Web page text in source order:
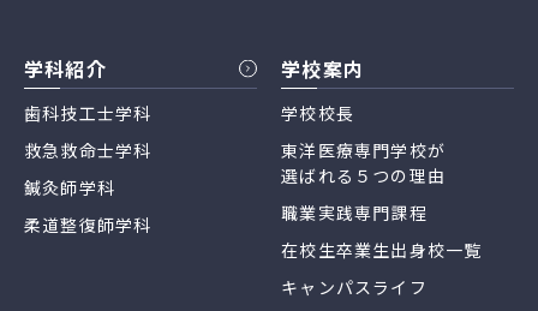
学科紹介
歯科技工士学科
救急救命士学科
鍼灸師学科
柔道整復師学科
学校案内
学校校長
東洋医療専門学校が
選ばれる５つの理由
職業実践専門課程
在校生卒業生出身校一覧
キャンパスライフ